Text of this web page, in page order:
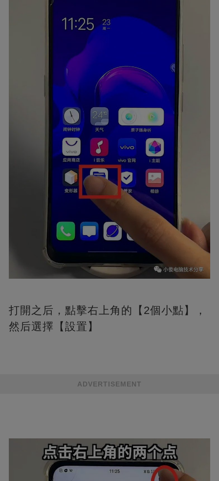
打開之后，點擊右上角的【2個小點】，
然后選擇【設置】
ADVERTISEMENT